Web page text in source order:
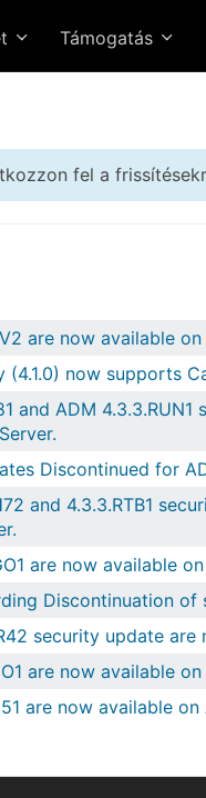
Támogatás
fel a
are now available
(4.1.0) now supports
and ADM
Discontinued for
and 4.3.3.RTB1
are now available
Discontinuation of
security update
are now available
are now available